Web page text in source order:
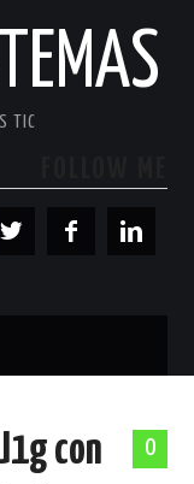
TIC
0
con